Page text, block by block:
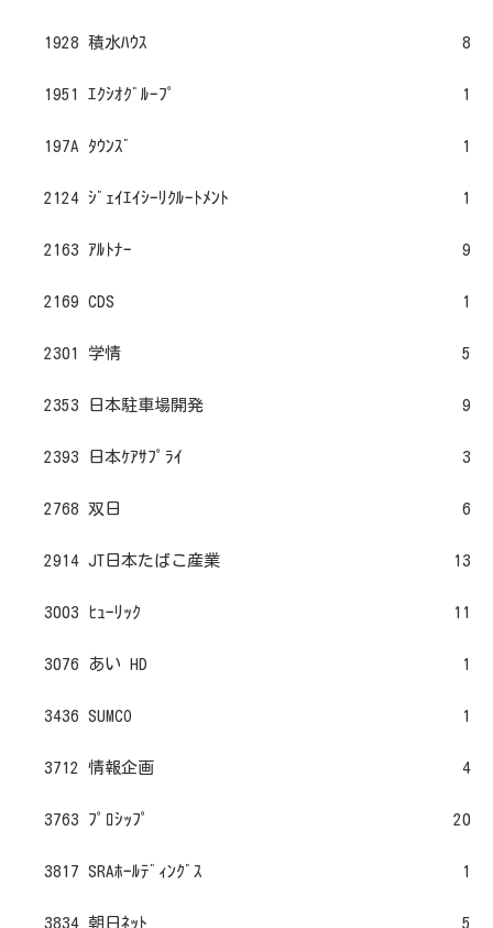
1928 積水ﾊｳｽ 8
1951 ｴｸｼｵｸﾞﾙｰﾌﾟ 1
197A ﾀｳﾝｽﾞ 1
2124 ｼﾞｪｲｴｲｼｰﾘｸﾙｰﾄﾒﾝﾄ 1
2163 ｱﾙﾄﾅｰ 9
2169 CDS 1
2301 学情 5
2353 日本駐車場開発 9
2393 日本ｹｱｻﾌﾟﾗｲ 3
2768 双日 6
2914 JT日本たばこ産業 13
3003 ﾋｭｰﾘｯｸ 11
3076 あい HD 1
3436 SUMCO 1
3712 情報企画 4
3763 ﾌﾟﾛｼｯﾌﾟ 20
3817 SRAﾎｰﾙﾃﾞｨﾝｸﾞｽ 1
3834 朝日ﾈｯﾄ 5